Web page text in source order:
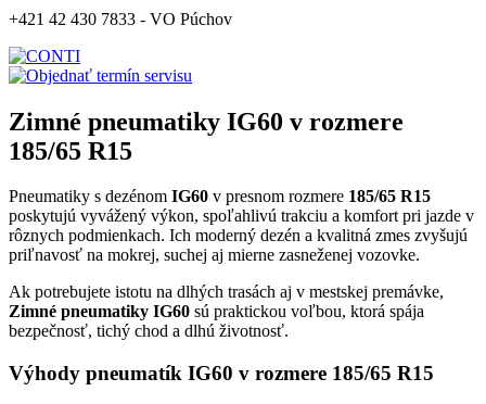
+421 42 430 7833 - VO Púchov
Zimné pneumatiky IG60 v rozmere
185/65 R15
Pneumatiky s dezénom IG60 v presnom rozmere 185/65 R15
poskytujú vyvážený výkon, spoľahlivú trakciu a komfort pri jazde v
rôznych podmienkach. Ich moderný dezén a kvalitná zmes zvyšujú
priľnavosť na mokrej, suchej aj mierne zasneženej vozovke.
Ak potrebujete istotu na dlhých trasách aj v mestskej premávke,
Zimné pneumatiky IG60 sú praktickou voľbou, ktorá spája
bezpečnosť, tichý chod a dlhú životnosť.
Výhody pneumatík IG60 v rozmere 185/65 R15